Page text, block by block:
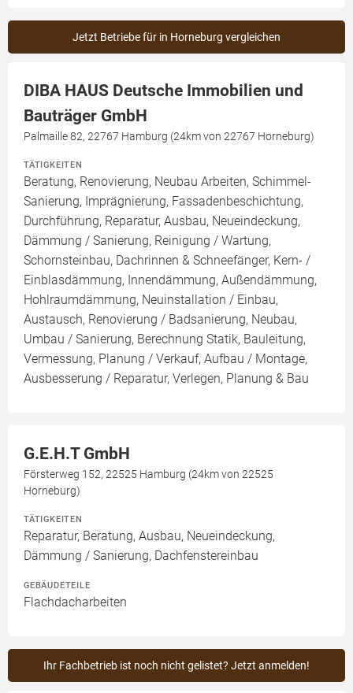
Jetzt Betriebe für in Horneburg vergleichen
DIBA HAUS Deutsche Immobilien und
Bauträger GmbH
Palmaille 82, 22767 Hamburg (24km von 22767 Horneburg)
TÄTIGKEITEN
Beratung, Renovierung, Neubau Arbeiten, Schimmel-
Sanierung, Imprägnierung, Fassadenbeschichtung,
Durchführung, Reparatur, Ausbau, Neueindeckung,
Dämmung / Sanierung, Reinigung / Wartung,
Schornsteinbau, Dachrinnen & Schneefänger, Kern- /
Einblasdämmung, Innendämmung, Außendämmung,
Hohlraumdämmung, Neuinstallation / Einbau,
Austausch, Renovierung / Badsanierung, Neubau,
Umbau / Sanierung, Berechnung Statik, Bauleitung,
Vermessung, Planung / Verkauf, Aufbau / Montage,
Ausbesserung / Reparatur, Verlegen, Planung & Bau
G.E.H.T GmbH
Försterweg 152, 22525 Hamburg (24km von 22525
Horneburg)
TÄTIGKEITEN
Reparatur, Beratung, Ausbau, Neueindeckung,
Dämmung / Sanierung, Dachfenstereinbau
GEBÄUDETEILE
Flachdacharbeiten
Ihr Fachbetrieb ist noch nicht gelistet? Jetzt anmelden!